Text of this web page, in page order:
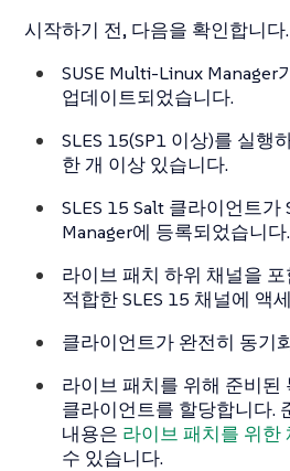
시작하기 전, 다음을 확인합니다.
SUSE Multi-Linux Manager
업데이트되었습니다.
SLES 15(SP1 이상)를 실행
한 개 이상 있습니다.
SLES 15 Salt 클라이언트가
Manager에 등록되었습니다.
라이브 패치 하위 채널을
적합한 SLES 15 채널에 액
클라이언트가 완전히 동기
라이브 패치를 위해 준비된
클라이언트를 할당합니다.
내용은 라이브 패치를 위한
수 있습니다.